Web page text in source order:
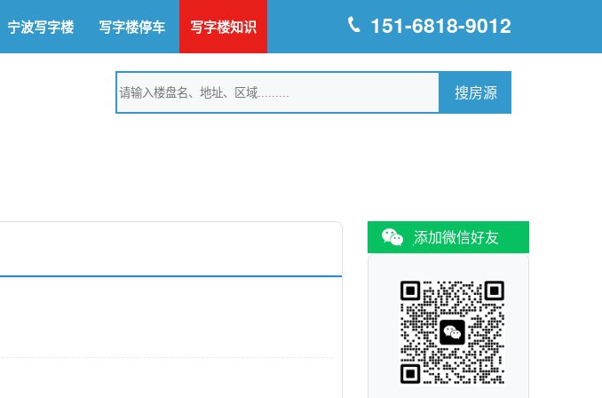
宁波写字楼 写字楼停车 写字楼知识 151-6818-9012
添加微信好友